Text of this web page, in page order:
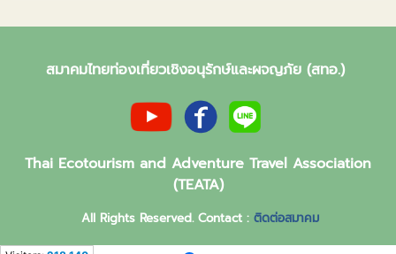
สมาคมไทยท่องเที่ยวเชิงอนุรักษ์และผจญภัย (สทอ.)
Thai Ecotourism and Adventure Travel Association
(TEATA)
All Rights Reserved. Contact : ติดต่อสมาคม